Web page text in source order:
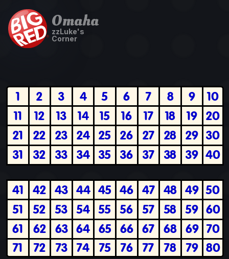
Omaha
zzLuke's
Corner
1 2 3 4 5 6 7 8 9
10
11
12 13 14 15 16 17 18 19 20
21
22 23 24 25 26 27 28 29 30
31
32 33 34 35 36 37 38 39 40
41 42 43 44 45 46 47 48 49 50
51
52 53 54 55 56 57 58 59 60
61
62 63 64 65 66 67 68 69 70
71
72 73 74 75 76 77 78 79 80